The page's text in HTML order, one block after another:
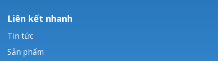
Liên kết nhanh
Tin tức
Sản phẩm